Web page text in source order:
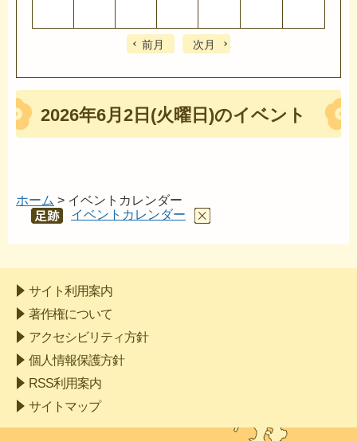
前月 次月
2026年6月2日(火曜日)のイベント
ホーム > イベントカレンダー
あし
イベントカレンダー
サイト利用案内
著作権について
アクセシビリティ方針
個人情報保護方針
RSS利用案内
サイトマップ